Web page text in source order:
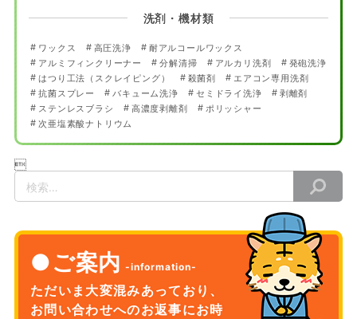
洗剤・機材類
ワックス 高圧洗浄
耐アルコールワックス
アルミフィンクリーナー
分解清掃 アルカリ洗剤
発砲洗浄
はつり工法（スクレイピング）
殺菌剤
エアコン専用洗剤
抗菌スプレー
バキューム洗浄 セミドライ洗浄
剥離剤
ステンレスブラシ
高濃度剥離剤
ポリッシャー
次亜塩素酸ナトリウム

検
ご案内
ただいま大変混みあっており、
お問い合わせへのお返事にお時